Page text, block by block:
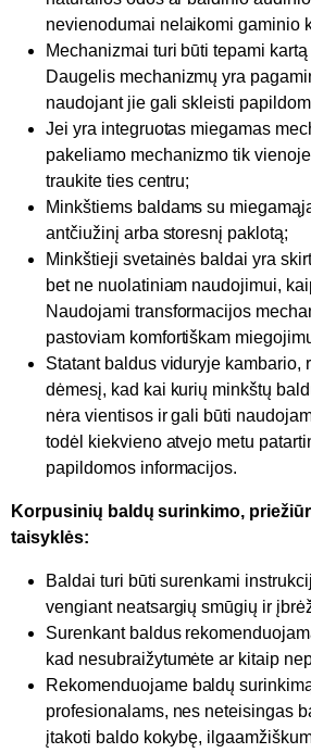
nevienodumai nelaikomi gaminio
Mechanizmai turi būti tepami
Daugelis mechanizmų yra
naudojant jie gali skleisti
Jei yra integruotas miegamas
pakeliamo mechanizmo tik
traukite ties centru;
Minkštiems baldams su
antčiužinį arba storesnį paklotą;
Minkštieji svetainės baldai yra
bet ne nuolatiniam naudojimui,
Naudojami transformacijos
pastoviam komfortiškam
Statant baldus viduryje kambario,
dėmesį, kad kai kurių minkštų
nėra vientisos ir gali būti
todėl kiekvieno atvejo metu
papildomos informacijos.
Korpusinių baldų surinkimo,
taisyklės:
Baldai turi būti surenkami
vengiant neatsargių smūgių ir
Surenkant baldus
kad nesubraižytumėte ar kitaip
Rekomenduojame baldų
profesionalams, nes neteisingas
įtakoti baldo kokybę,